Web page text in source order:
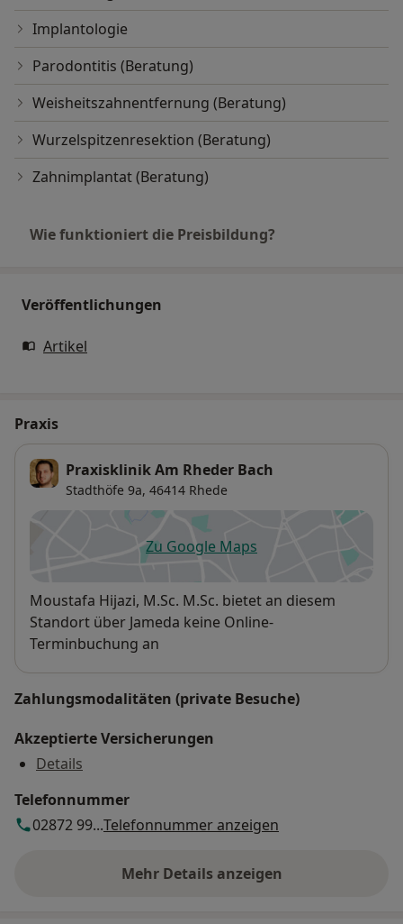
Implantologie
Parodontitis (Beratung)
Weisheitszahnentfernung (Beratung)
Wurzelspitzenresektion (Beratung)
Zahnimplantat (Beratung)
Wie funktioniert die Preisbildung?
Veröffentlichungen
Artikel
Praxis
Praxisklinik Am Rheder Bach
Stadthöfe 9a, 46414 Rhede
Zu Google Mapsöffnet in einer neuen
Verfügbarkeit
Moustafa Hijazi, M.Sc. M.Sc. bietet an diesem
Standort über Jameda keine Online-
Terminbuchung an
Zahlungsmodalitäten (private Besuche)
Akzeptierte Versicherungen
Details
Telefonnummer
02872 99...Telefonnummer anzeigen
Mehr Details anzeigen
über die Adresse